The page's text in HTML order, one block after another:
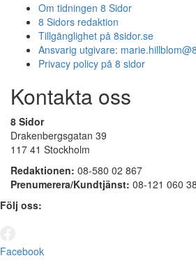
Om tidningen 8 Sidor
8 Sidors redaktion
Tillgänglighet på 8sidor.se
Ansvarig utgivare:
Privacy policy på 8 sidor
Kontakta oss
8 Sidor
Drakenbergsgatan 39
117 41 Stockholm
Redaktionen: 08-580 02 867
Prenumerera/Kundtjänst: 08-121 060 38
Följ oss:
Facebook